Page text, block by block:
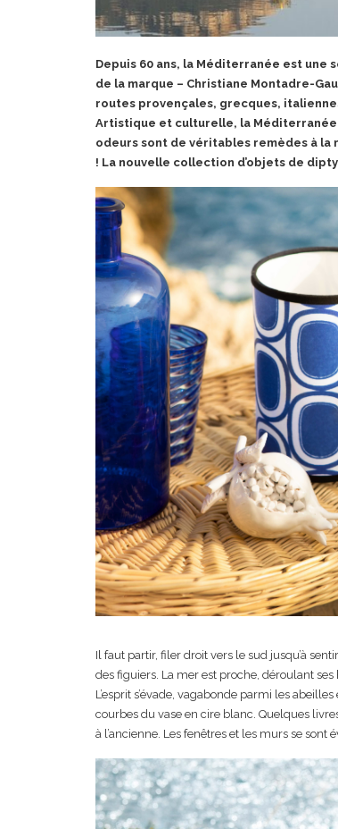
Depuis 60 ans, la Méditerranée est
de la marque – Christiane Montadre-
routes provençales, grecques,
Artistique et culturelle, la Méditerranée
odeurs sont de véritables remèdes à la
! La nouvelle collection d’objets de
Il faut partir, filer droit vers le sud jusqu’à
des figuiers. La mer est proche, déroulant ses
L’esprit s’évade, vagabonde parmi les
courbes du vase en cire blanc. Quelques
à l’ancienne. Les fenêtres et les murs se sont